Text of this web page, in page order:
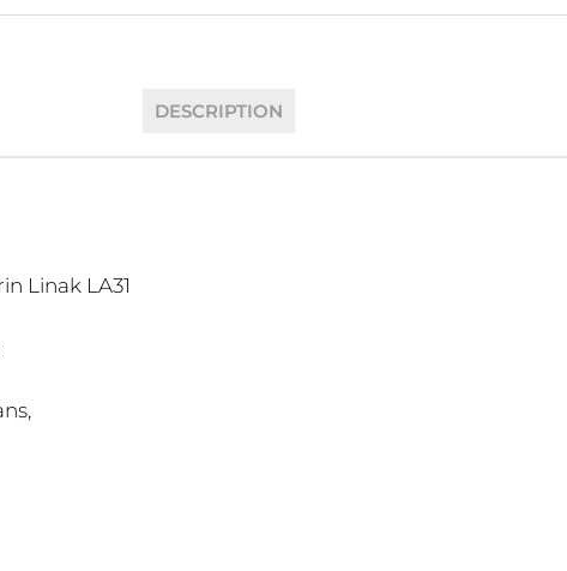
DESCRIPTION
Linak LA31